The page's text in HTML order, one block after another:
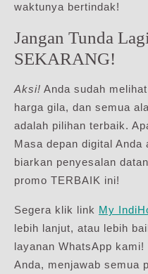
waktunya bertindak!
Jangan Tunda
SEKARANG!
Aksi! Anda sudah
harga gila, dan semua
adalah pilihan terbaik.
Masa depan digital
biarkan penyesalan
promo TERBAIK ini!
Segera klik link My
lebih lanjut, atau lebih
layanan WhatsApp
Anda, menjawab semua